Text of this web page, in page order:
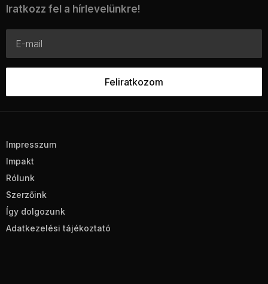
Iratkozz fel a hírlevelünkre!
Impresszum
Impakt
Rólunk
Szerzőink
Így dolgozunk
Adatkezelési tájékoztató